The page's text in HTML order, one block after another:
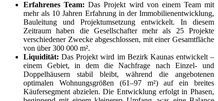
Erfahrenes Team:Das Projekt wird von einem Team mit
mehr als 10 Jahren Erfahrung in der Immobilienentwicklung,
Bauleitung und Projektumsetzung entwickelt. In diesem
Zeitraum haben die Gesellschafter mehr als 25 Projekte
verschiedener Zwecke abgeschlossen, mit einer Gesamtfläche
von über 300 000 m².
Liquidität:Das Projekt wird im Bezirk Kaunas entwickelt –
einem Gebiet, in dem die Nachfrage nach Einzel- und
Doppelhäusern stabil bleibt, während die angebotenen
optimalen Wohnungsgrößen (61–97 m²) auf ein breites
Käufersegment abzielen. Die Entwicklung erfolgt in Phasen,